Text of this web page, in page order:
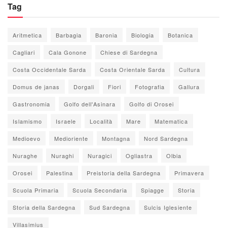
Tag
Aritmetica Barbagia Baronia Biologia Botanica
Cagliari Cala Gonone Chiese di Sardegna
Costa Occidentale Sarda Costa Orientale Sarda Cultura
Domus de janas Dorgali Fiori Fotografia Gallura
Gastronomia Golfo dell'Asinara Golfo di Orosei
Islamismo Israele Località Mare Matematica
Medioevo Medioriente Montagna Nord Sardegna
Nuraghe Nuraghi Nuragici Ogliastra Olbia
Orosei Palestina Preistoria della Sardegna Primavera
Scuola Primaria Scuola Secondaria Spiagge Storia
Storia della Sardegna Sud Sardegna Sulcis Iglesiente
Villasimius